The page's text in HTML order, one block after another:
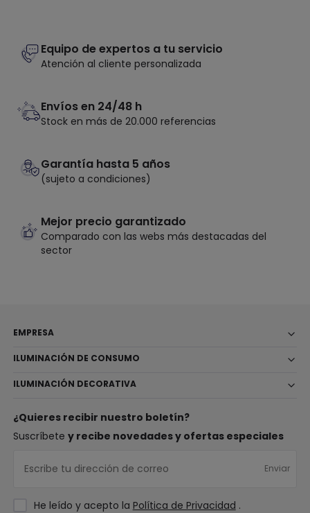
Equipo de expertos a tu servicio
Atención al cliente personalizada
Envíos en 24/48 h
Stock en más de 20.000 referencias
Garantía hasta 5 años
(sujeto a condiciones)
Mejor precio garantizado
Comparado con las webs más destacadas del
sector
EMPRESA
ILUMINACIÓN DE CONSUMO
ILUMINACIÓN DECORATIVA
¿Quieres recibir nuestro boletín?
Suscríbete y recibe novedades y ofertas especiales
Enviar
He leído y acepto la Política de Privacidad .